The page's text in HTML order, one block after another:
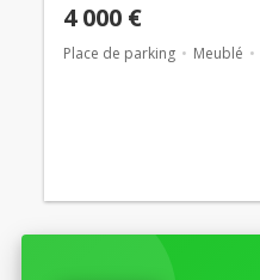
4 000 €
Place de parking Meublé